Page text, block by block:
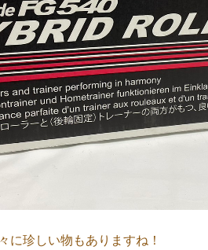
に珍しい物もありますね！